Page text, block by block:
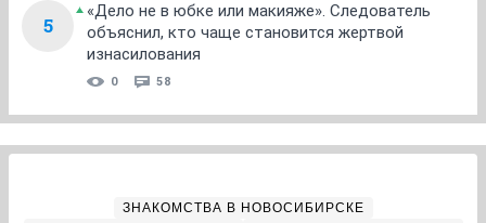
5
«Дело не в юбке или макияже». Следователь
объяснил, кто чаще становится жертвой
изнасилования
0 58
ЗНАКОМСТВА В НОВОСИБИРСКЕ